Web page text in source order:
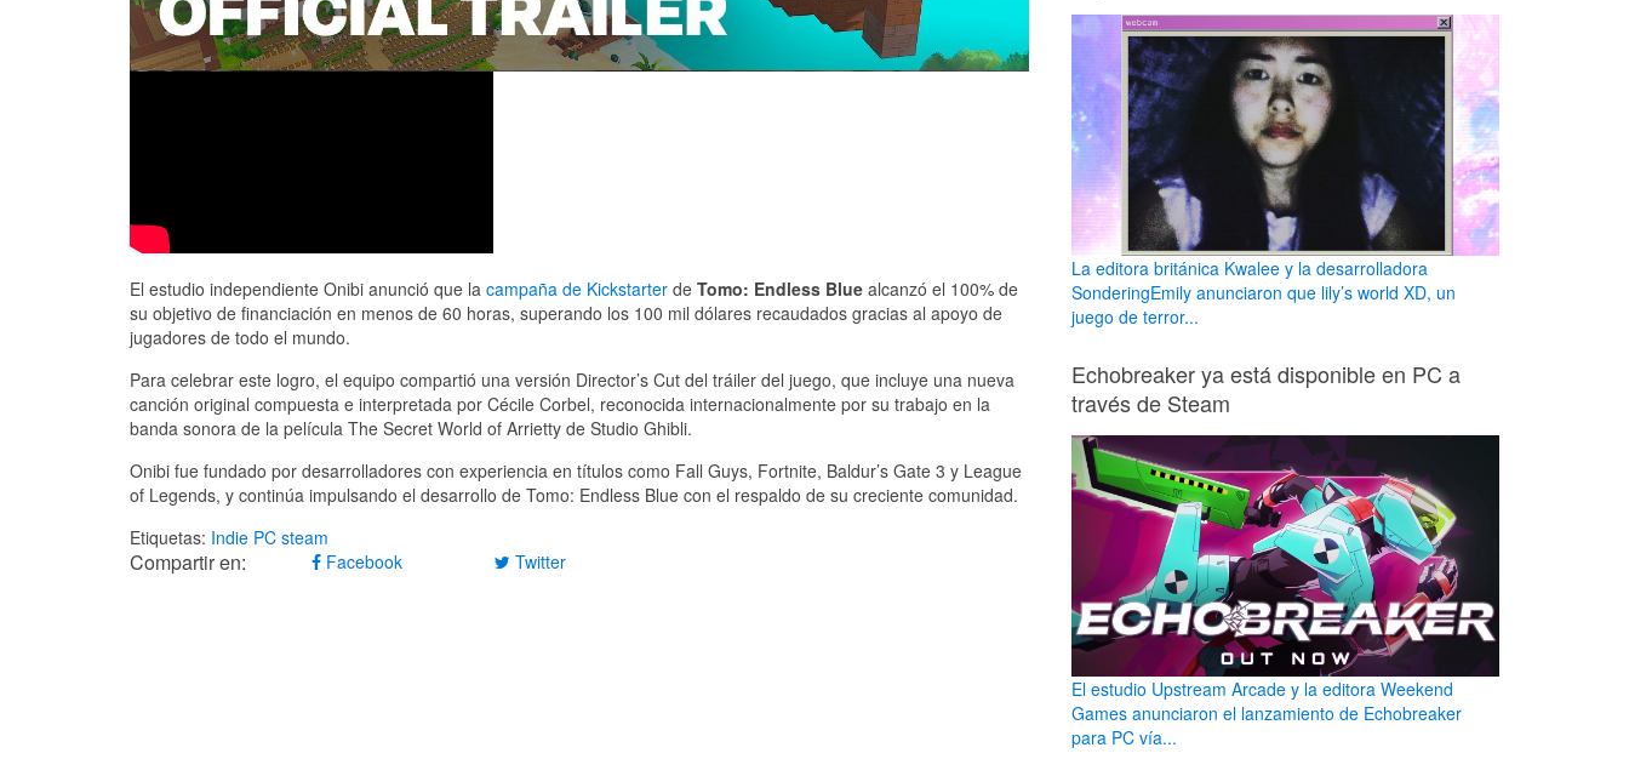
El estudio independiente Onibi anunció que la campaña de Kickstarter de Tomo: Endless Blue alcanzó el 100% de
su objetivo de financiación en menos de 60 horas, superando los 100 mil dólares recaudados gracias al apoyo de
jugadores de todo el mundo.
Para celebrar este logro, el equipo compartió una versión Director’s Cut del tráiler del juego, que incluye una nueva
canción original compuesta e interpretada por Cécile Corbel, reconocida internacionalmente por su trabajo en la
banda sonora de la película The Secret World of Arrietty de Studio Ghibli.
Onibi fue fundado por desarrolladores con experiencia en títulos como Fall Guys, Fortnite, Baldur’s Gate 3 y League
of Legends, y continúa impulsando el desarrollo de Tomo: Endless Blue con el respaldo de su creciente comunidad.
Etiquetas: Indie PC steam
Compartir en: Facebook Twitter
La editora británica Kwalee y la desarrolladora
SonderingEmily anunciaron que lily’s world XD, un
juego de terror...
Echobreaker ya está disponible en PC a
través de Steam
El estudio Upstream Arcade y la editora Weekend
Games anunciaron el lanzamiento de Echobreaker
para PC vía...